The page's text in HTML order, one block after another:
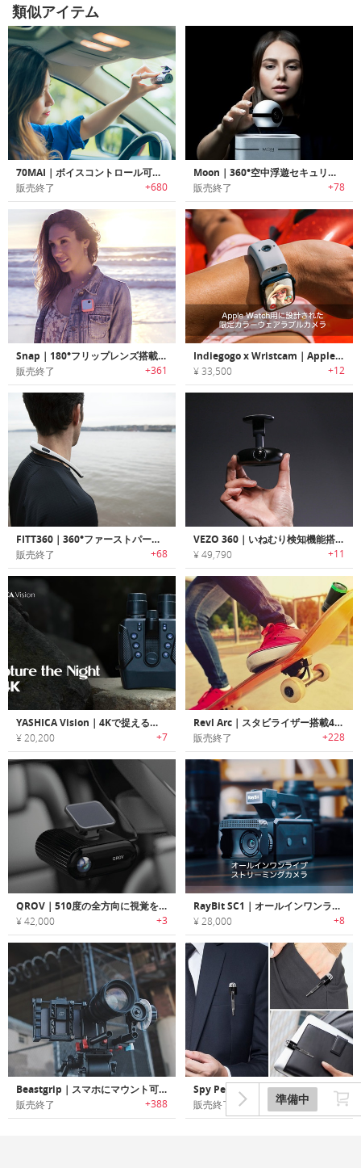
準備中
類似アイテム
70MAI｜ボイスコントロール可能な高性能AI搭載スマート車載カメラ「70マイ」
販売終了 +680
Moon｜360°空中浮遊セキュリティカメラ「ムーン」
販売終了 +78
Snap｜180°フリップレンズ搭載の超小型4Kアクションカメラ「スナップ」
販売終了 +361
Indiegogo x Wristcam｜Apple Watch用に設計された限定カラーウェアラブルカメラ
¥ 33,500 +12
FITT360｜360°ファーストパーソンビューを撮影可能なネックバンド型ウェアラブルカメラ「フィット360」
販売終了 +68
VEZO 360｜いねむり検知機能搭載4K/360˚スマートダッシュカメラ「ヴィーゾ360」
¥ 49,790 +11
YASHICA Vision｜4Kで捉えるナイトビジョン双眼鏡
¥ 20,200 +7
Revl Arc｜スタビライザー搭載4Kアクションカメラ「レブルアーク」
販売終了 +228
QROV｜510度の全方向に視覚をもつダッシュカメラ
¥ 42,000 +3
RayBit SC1｜オールインワンライブストリーミングカメラ
¥ 28,000 +8
Beastgrip｜スマホにマウント可能なDOFアダプター/ワイドアングルレンズキット付きカメラグリップ
販売終了 +388
Spy Pen Hidden Camera｜超小型隠しカメラ搭載スパイペン
販売終了 +99